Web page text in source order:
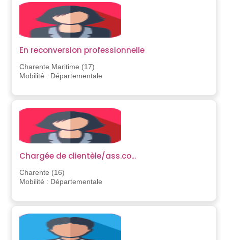
En reconversion professionnelle
Charente Maritime (17)
Mobilité : Départementale
Chargée de clientèle/ass.co...
Charente (16)
Mobilité : Départementale